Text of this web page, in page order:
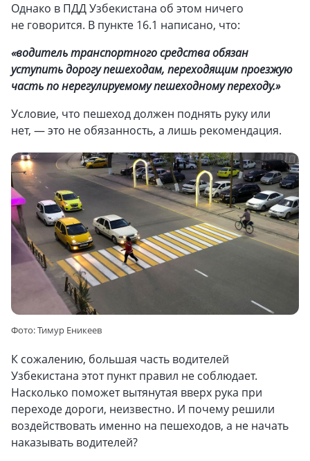
Однако в ПДД Узбекистана об этом ничего
не говорится. В пункте 16.1 написано, что:
«водитель транспортного средства обязан
уступить дорогу пешеходам, переходящим проезжую
часть по нерегулируемому пешеходному переходу.»
Условие, что пешеход должен поднять руку или
нет, — это не обязанность, а лишь рекомендация.
Фото: Тимур Еникеев
К сожалению, большая часть водителей
Узбекистана этот пункт правил не соблюдает.
Насколько поможет вытянутая вверх рука при
переходе дороги, неизвестно. И почему решили
воздействовать именно на пешеходов, а не начать
наказывать водителей?